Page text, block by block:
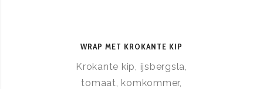
WRAP MET KROKANTE KIP
Krokante kip, ijsbergsla,
tomaat, komkommer,